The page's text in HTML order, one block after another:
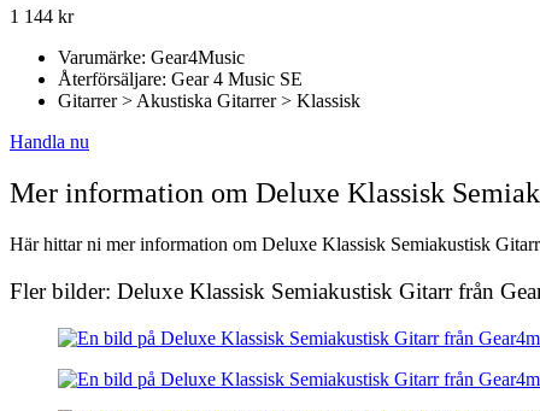
1 144 kr
Varumärke: Gear4Music
Återförsäljare: Gear 4 Music SE
Gitarrer > Akustiska Gitarrer > Klassisk
Handla nu
Mer information om Deluxe Klassisk
Här hittar ni mer information om Deluxe Klassisk Semiakustisk
Fler bilder: Deluxe Klassisk Semiakustisk Gitarr från